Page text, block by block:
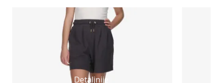
Detaljnije